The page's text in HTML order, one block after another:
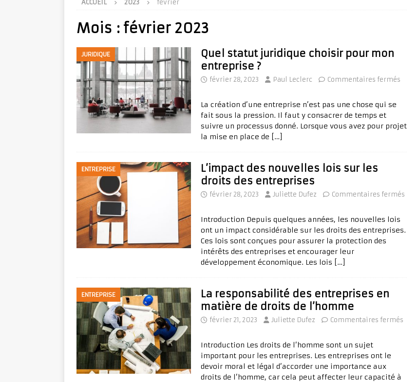
ACCUEIL 2023 février
Mois : février 2023
JURIDIQUE
Quel statut juridique choisir pour mon
entreprise ?
février 28, 2023 Paul Leclerc Commentaires fermés
La création d’une entreprise n’est pas une chose qui se
fait sous la pression. Il faut y consacrer de temps et
suivre un processus donné. Lorsque vous avez pour projet
la mise en place de
[…]
ENTREPRISE
L’impact des nouvelles lois sur les
droits des entreprises
février 28, 2023 Juliette Dufez Commentaires fermés
Introduction Depuis quelques années, les nouvelles lois
ont un impact considérable sur les droits des entreprises.
Ces lois sont conçues pour assurer la protection des
intérêts des entreprises et encourager leur
développement économique. Les lois
[…]
ENTREPRISE
La responsabilité des entreprises en
matière de droits de l’homme
février 21, 2023 Juliette Dufez Commentaires fermés
Introduction Les droits de l’homme sont un sujet
important pour les entreprises. Les entreprises ont le
devoir moral et légal d’accorder une importance aux
droits de l’homme, car cela peut affecter leur capacité à